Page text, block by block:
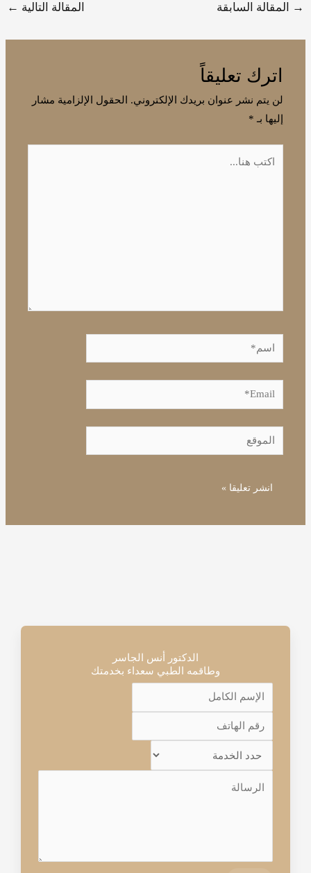
→ المقالة السابقة المقالة التالية ←
اترك تعليقاً
لن يتم نشر عنوان بريدك الإلكتروني.
الحقول الإلزامية مشار
إليها بـ *
اسم*
Email*
الموقع
الدكتور أنس الجاسر
وطاقمه الطبي سعداء بخدمتك